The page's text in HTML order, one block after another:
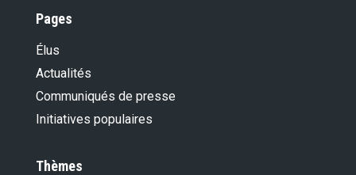
Pages
Élus
Actualités
Communiqués de presse
Initiatives populaires
Thèmes